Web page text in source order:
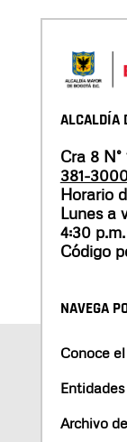
ALCALDÍA
Cra 8
381-
Horario
Lunes a
4:30 p.m.
Código
NAVEGA
Conoce
Archivo